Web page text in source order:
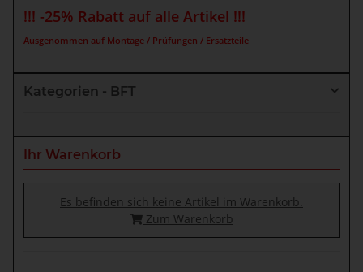
!!! -25% Rabatt auf alle Artikel !!!
Ausgenommen auf Montage / Prüfungen / Ersatzteile
Kategorien - BFT
Ihr Warenkorb
Es befinden sich keine Artikel im Warenkorb.
Zum Warenkorb